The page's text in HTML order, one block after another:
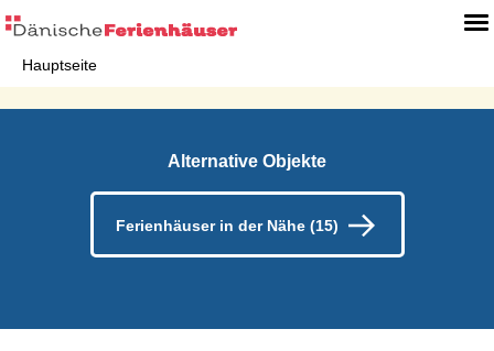
Hauptseite
Alternative Objekte
Ferienhäuser in der Nähe (15)